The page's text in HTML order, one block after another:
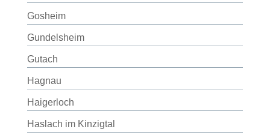
Gosheim
Gundelsheim
Gutach
Hagnau
Haigerloch
Haslach im Kinzigtal